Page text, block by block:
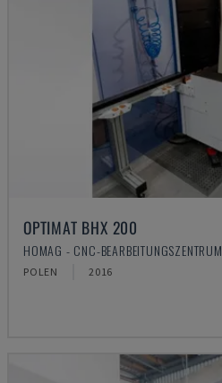
OPTIMAT BHX 200
HOMAG - CNC-BEARBEITUNGSZENTRUM
POLEN 2016